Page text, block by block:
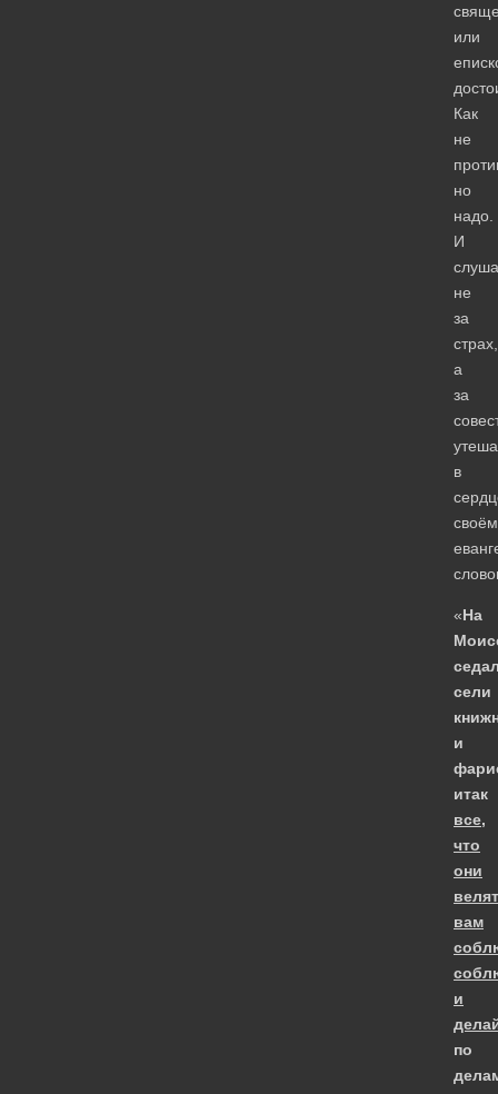
или
Как
не
но
надо.
И
не
за
страх,
а
за
в
своём
«На
сели
и
итак
все,
что
они
велят
вам
и
по